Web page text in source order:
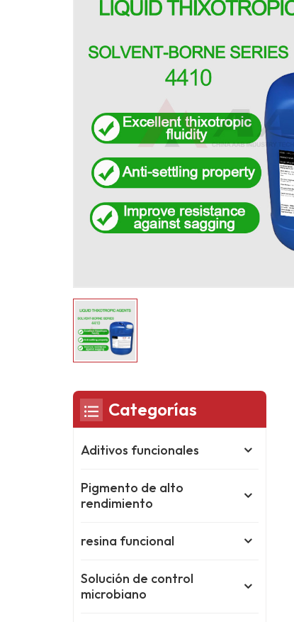
Categorías
Aditivos funcionales
Pigmento de alto
rendimiento
resina funcional
Solución de control
microbiano